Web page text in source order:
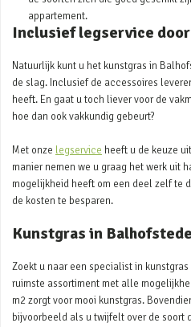
appartement.
Inclusief legservice
Natuurlijk kunt u het kunstgras in
de slag. Inclusief de accessoires
heeft. En gaat u toch liever voor de
hoe dan ook vakkundig gebeurt?
Met onze legservice heeft u de keuze
manier nemen we u graag het werk uit
mogelijkheid heeft om een deel zelf te
de kosten te besparen.
Kunstgras in Balhofstede
Zoekt u naar een specialist in
ruimste assortiment met alle
m2 zorgt voor mooi kunstgras.
bijvoorbeeld als u twijfelt over de soort